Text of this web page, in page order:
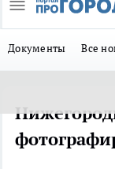
Документы Все